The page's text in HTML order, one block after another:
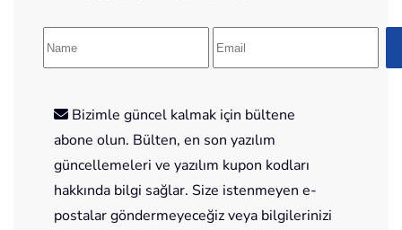
Bizimle güncel kalmak için bültene
abone olun. Bülten, en son yazılım
güncellemeleri ve yazılım kupon kodları
hakkında bilgi sağlar. Size istenmeyen e-
postalar göndermeyeceğiz veya bilgilerinizi